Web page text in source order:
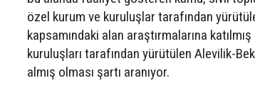
özel kurum ve kuruluşlar tarafından
kapsamındaki alan araştırmalarına
kuruluşları tarafından yürütülen Alevilik-
almış olması şartı aranıyor.